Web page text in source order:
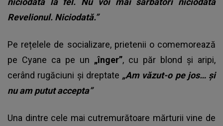
Revelionul. Niciodată.”
Pe rețelele de socializare, prietenii o comemorează
pe Cyane ca pe un „înger”, cu păr blond și aripi,
cerând rugăciuni și dreptate „Am văzut-o pe jos… și
nu am putut accepta”
Una dintre cele mai cutremurătoare mărturii vine de